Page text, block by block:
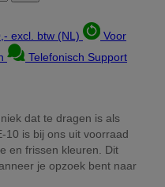
excl. btw (NL)
Voor
Telefonisch Support
dat te dragen is als
10 is bij ons uit voorraad
en frissen kleuren. Dit
je opzoek bent naar